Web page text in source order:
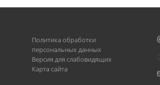
Политика обработки
персональных данных
Версия для слабовидящих
Карта сайта